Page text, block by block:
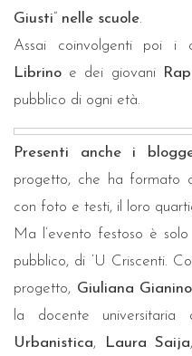
Giusti” nelle scuole.
Assai coinvolgenti poi i
Librino e dei giovani
pubblico di ogni età.
Presenti anche i
progetto, che ha formato
con foto e testi, il loro
Ma l’evento festoso è
pubblico, di ‘U Criscenti.
progetto, Giuliana Gianino
la docente universitaria
Urbanistica, Laura Saija